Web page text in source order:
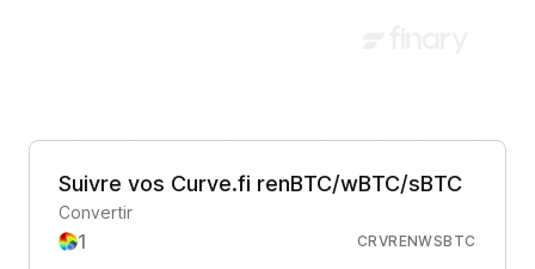
Suivre vos Curve.fi renBTC/wBTC/sBTC
Convertir
CRVRENWSBTC